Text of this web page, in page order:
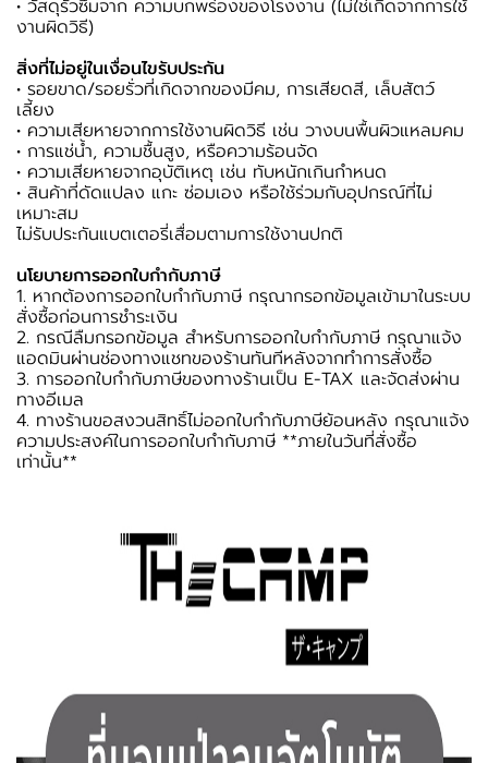
• วัสดุรั่วซึมจาก ความบกพร่องของโรงงาน (ไม่ใช่เกิดจากการใช้
งานผิดวิธี)
สิ่งที่ไม่อยู่ในเงื่อนไขรับประกัน
• รอยขาด/รอยรั่วที่เกิดจากของมีคม, การเสียดสี, เล็บสัตว์
เลี้ยง
• ความเสียหายจากการใช้งานผิดวิธี เช่น วางบนพื้นผิวแหลมคม
• การแช่น้ำ, ความชื้นสูง, หรือความร้อนจัด
• ความเสียหายจากอุบัติเหตุ เช่น ทับหนักเกินกำหนด
• สินค้าที่ดัดแปลง แกะ ซ่อมเอง หรือใช้ร่วมกับอุปกรณ์ที่ไม่
เหมาะสม
ไม่รับประกันแบตเตอรี่เสื่อมตามการใช้งานปกติ
นโยบายการออกใบกำกับภาษี
1. หากต้องการออกใบกำกับภาษี กรุณากรอกข้อมูลเข้ามาในระบบ
สั่งซื้อก่อนการชำระเงิน
2. กรณีลืมกรอกข้อมูล สำหรับการออกใบกำกับภาษี กรุณาแจ้ง
แอดมินผ่านช่องทางแชทของร้านทันทีหลังจากทำการสั่งซื้อ
3. การออกใบกำกับภาษีของทางร้านเป็น E-TAX และจัดส่งผ่าน
ทางอีเมล
4. ทางร้านขอสงวนสิทธิ์ไม่ออกใบกำกับภาษีย้อนหลัง กรุณาแจ้ง
ความประสงค์ในการออกใบกำกับภาษี **ภายในวันที่สั่งซื้อ
เท่านั้น**